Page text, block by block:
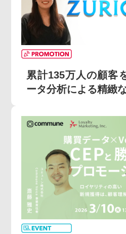
累計135万人の顧客
ータ分析による精緻